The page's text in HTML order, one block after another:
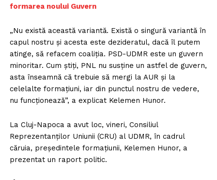
formarea noului Guvern
„Nu există această variantă. Există o singură variantă în
capul nostru şi acesta este dezideratul, dacă îl putem
atinge, să refacem coaliţia. PSD-UDMR este un guvern
minoritar. Cum ştiţi, PNL nu susţine un astfel de guvern,
asta înseamnă că trebuie să mergi la AUR şi la
celelalte formaţiuni, iar din punctul nostru de vedere,
nu funcţionează”, a explicat Kelemen Hunor.
La Cluj-Napoca a avut loc, vineri, Consiliul
Reprezentanţilor Uniunii (CRU) al UDMR, în cadrul
căruia, preşedintele formaţiunii, Kelemen Hunor, a
prezentat un raport politic.